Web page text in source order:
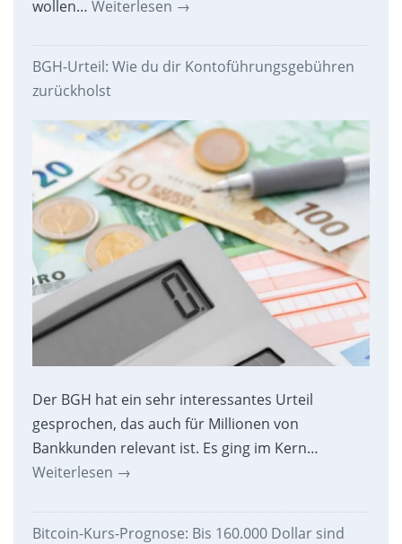
wollen… Weiterlesen →
BGH-Urteil: Wie du dir Kontoführungsgebühren
zurückholst
Der BGH hat ein sehr interessantes Urteil
gesprochen, das auch für Millionen von
Bankkunden relevant ist. Es ging im Kern…
Weiterlesen →
Bitcoin-Kurs-Prognose: Bis 160.000 Dollar sind